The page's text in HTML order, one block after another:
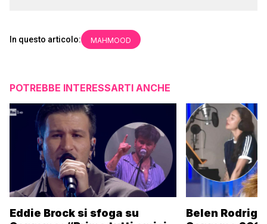
In questo articolo: MAHMOOD
POTREBBE INTERESSARTI ANCHE
Eddie Brock si sfoga su
Belen